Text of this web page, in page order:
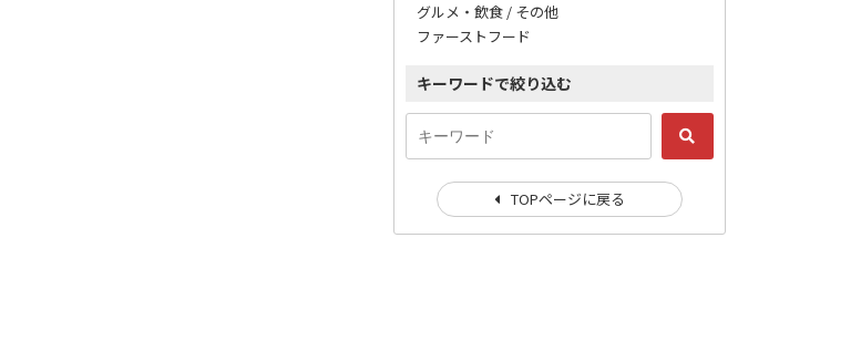
グルメ・飲食 / その他
ファーストフード
キーワードで絞り込む
TOPページに戻る